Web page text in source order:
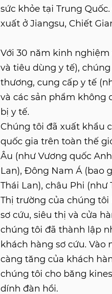
sức khỏe tại Trung
xuất ở Jiangsu, Chiết
Với 30 năm kinh
và tiêu dùng y tế),
thương, cung cấp y tế
và các sản phẩm không
bị y tế.
Chúng tôi đã xuất khẩu
quốc gia trên toàn thế
Âu (như Vương quốc
Lan), Đông Nam Á (bao
Thái Lan), châu Phi (như
Thị trường của chúng
sơ cứu, siêu thị và cửa
chúng tôi đã thành lập
khách hàng sơ cứu. Vào
càng tăng của khách
chúng tôi cho băng
dính đàn hồi.